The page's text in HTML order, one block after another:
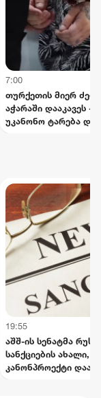
7:00
თურქეთის მიერ
აჭარაში დააკავეს -
უკანონო ტარება და
19:55
აშშ-ის სენატმა
სანქციების ახალი,
კანონპროექტი